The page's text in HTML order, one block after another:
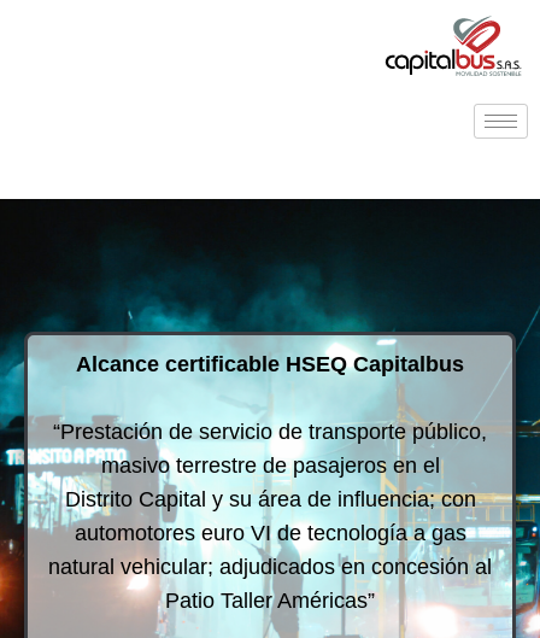
Alcance certificable HSEQ Capitalbus
“Prestación de servicio de transporte público,
masivo terrestre de pasajeros en el
Distrito Capital y su área de influencia; con
automotores euro VI de tecnología a gas
natural vehicular; adjudicados en concesión al
Patio Taller Américas”